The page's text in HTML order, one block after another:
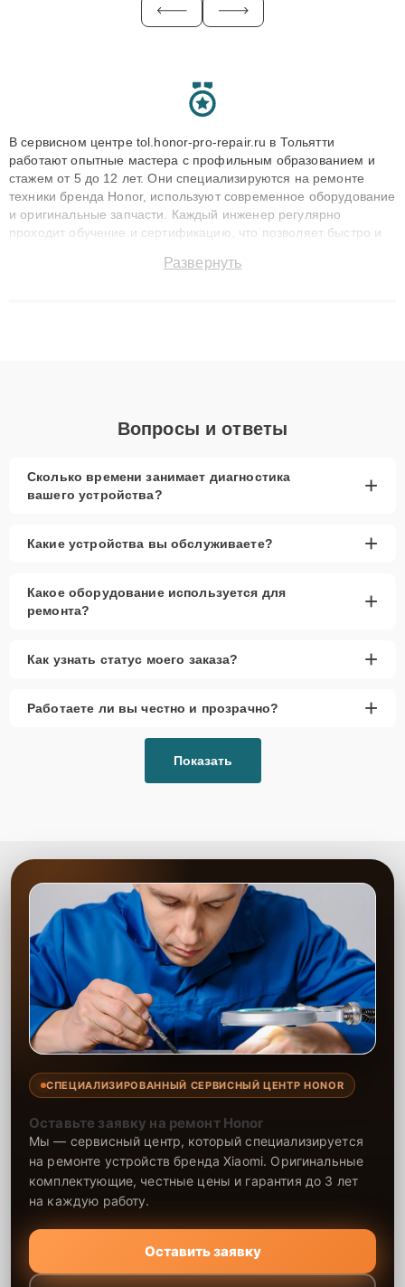
В сервисном центре tol.honor-pro-repair.ru в Тольятти
работают опытные мастера с профильным образованием и
стажем от 5 до 12 лет. Они специализируются на ремонте
техники бренда Honor, используют современное оборудование
и оригинальные запчасти. Каждый инженер регулярно
проходит обучение и сертификацию, что позволяет быстро и
сохранением гарантии до 3 лет. Наши мастера решают
Развернуть
Вопросы и ответы
Сколько времени занимает диагностика
вашего устройства?
+
Какие устройства вы обслуживаете? +
Какое оборудование используется для
ремонта?
+
Как узнать статус моего заказа? +
Работаете ли вы честно и прозрачно? +
Показать
СПЕЦИАЛИЗИРОВАННЫЙ СЕРВИСНЫЙ ЦЕНТР HONOR
Оставьте заявку на ремонт Honor
Мы — сервисный центр, который специализируется
на ремонте устройств бренда Xiaomi. Оригинальные
комплектующие, честные цены и гарантия до 3 лет
на каждую работу.
Оставить заявку